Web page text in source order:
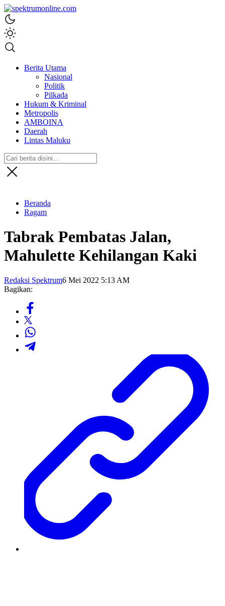
spektrumonline.com
Berita Utama
Nasional
Politik
Pilkada
Hukum & Kriminal
Metropolis
AMBOINA
Daerah
Lintas Maluku
Beranda
Ragam
Tabrak Pembatas Jalan,
Mahulette Kehilangan Kaki
Redaksi Spektrum6 Mei 2022 5:13 AM
Bagikan: